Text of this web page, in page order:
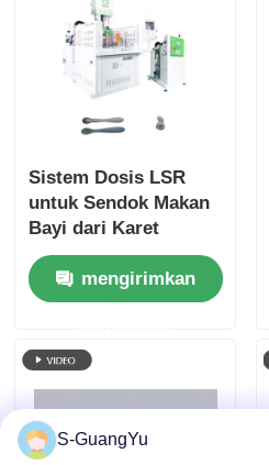
Sistem Dosis LSR
untuk Sendok Makan
Bayi dari Karet
Silikon Cair
mengirimkan
S-GuangYu